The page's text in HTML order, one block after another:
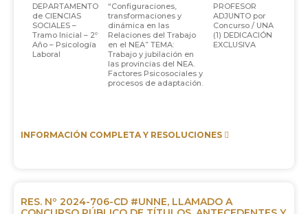
DEPARTAMENTO
de CIENCIAS
SOCIALES –
Tramo Inicial – 2º
Año – Psicología
Laboral
“Configuraciones,
transformaciones y
dinámica en las
Relaciones del Trabajo
en el NEA” TEMA:
Trabajo y jubilación en
las provincias del NEA.
Factores Psicosociales y
procesos de adaptación.
PROFESOR
ADJUNTO por
Concurso / UNA
(1) DEDICACIÓN
EXCLUSIVA
INFORMACIÓN COMPLETA Y RESOLUCIONES
RES. Nº 2024-706-CD #UNNE, LLAMADO A